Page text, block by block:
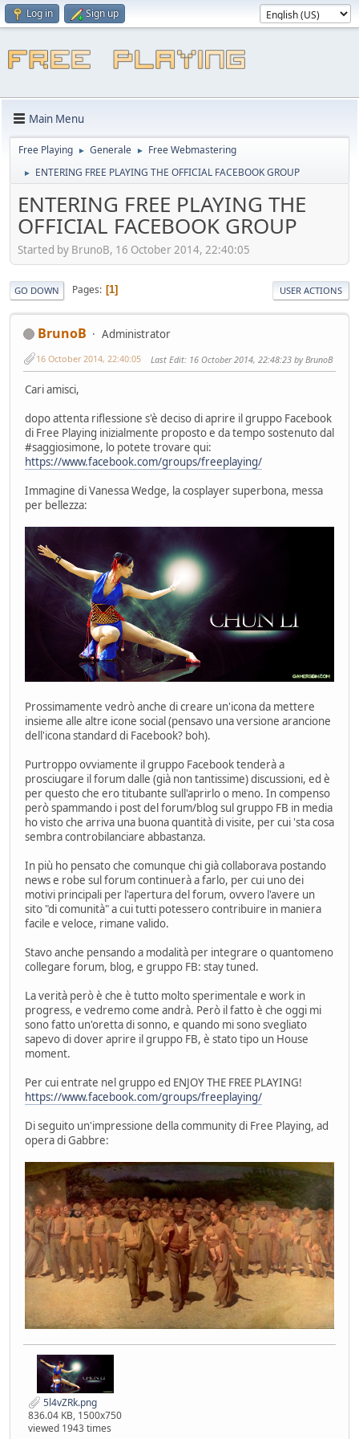
Log in Sign up
Main Menu
Free Playing ► Generale ► Free Webmastering
► ENTERING FREE PLAYING THE OFFICIAL FACEBOOK GROUP
ENTERING FREE PLAYING THE
OFFICIAL FACEBOOK GROUP
Started by BrunoB, 16 October 2014, 22:40:05
GO DOWN Pages 1 USER ACTIONS
BrunoB Administrator
16 October 2014, 22:40:05 Last Edit: 16 October 2014, 22:48:23 by BrunoB
Cari amisci,
dopo attenta riflessione s'è deciso di aprire il gruppo Facebook
di Free Playing inizialmente proposto e da tempo sostenuto dal
#saggiosimone, lo potete trovare qui:
https://www.facebook.com/groups/freeplaying/
Immagine di Vanessa Wedge, la cosplayer superbona, messa
per bellezza:
Prossimamente vedrò anche di creare un'icona da mettere
insieme alle altre icone social (pensavo una versione arancione
dell'icona standard di Facebook? boh).
Purtroppo ovviamente il gruppo Facebook tenderà a
prosciugare il forum dalle (già non tantissime) discussioni, ed è
per questo che ero titubante sull'aprirlo o meno. In compenso
però spammando i post del forum/blog sul gruppo FB in media
ho visto che arriva una buona quantità di visite, per cui 'sta cosa
sembra controbilanciare abbastanza.
In più ho pensato che comunque chi già collaborava postando
news e robe sul forum continuerà a farlo, per cui uno dei
motivi principali per l'apertura del forum, ovvero l'avere un
sito "di comunità" a cui tutti potessero contribuire in maniera
facile e veloce, rimane valido.
Stavo anche pensando a modalità per integrare o quantomeno
collegare forum, blog, e gruppo FB: stay tuned.
La verità però è che è tutto molto sperimentale e work in
progress, e vedremo come andrà. Però il fatto è che oggi mi
sono fatto un'oretta di sonno, e quando mi sono svegliato
sapevo di dover aprire il gruppo FB, è stato tipo un House
moment.
Per cui entrate nel gruppo ed ENJOY THE FREE PLAYING!
https://www.facebook.com/groups/freeplaying/
Di seguito un'impressione della community di Free Playing, ad
opera di Gabbre:
5l4vZRk.png
836.04 KB, 1500x750
viewed 1943 times